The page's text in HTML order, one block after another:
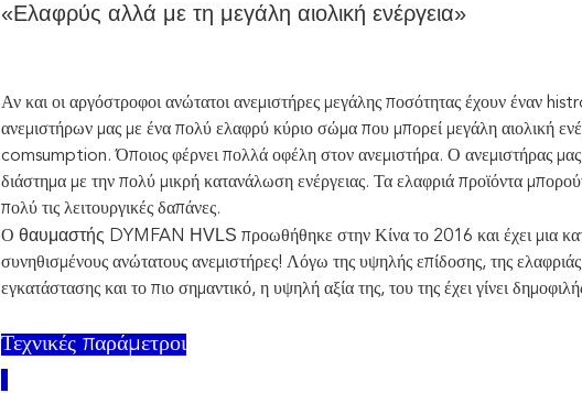
«Ελαφρύς αλλά με τη μεγάλη αιολική ενέργεια»
Αν και οι αργόστροφοι ανώτατοι ανεμιστήρες μεγάλης ποσότητας έχουν έναν
ανεμιστήρων μας με ένα πολύ ελαφρύ κύριο σώμα που μπορεί μεγάλη αιολική
comsumption. Όποιος φέρνει πολλά οφέλη στον ανεμιστήρα. Ο ανεμιστήρας
διάστημα με την πολύ μικρή κατανάλωση ενέργειας. Τα ελαφριά προϊόντα
πολύ τις λειτουργικές δαπάνες.
Ο θαυμαστής DYMFAN HVLS προωθήθηκε στην Κίνα το 2016 και έχει μια
συνηθισμένους ανώτατους ανεμιστήρες! Λόγω της υψηλής επίδοσης, της
εγκατάστασης και το πιο σημαντικό, η υψηλή αξία της, του της έχει γίνει
Τεχνικές παράμετροι